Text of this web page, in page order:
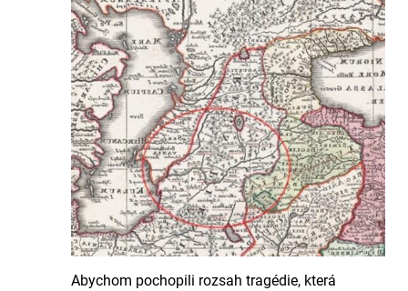
Abychom pochopili rozsah tragédie, která